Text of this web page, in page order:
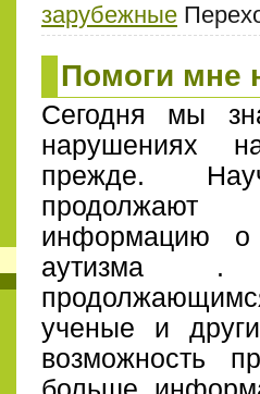
зарубежные
Помоги мне
Сегодня мы
нарушениях
прежде.
продолжают
информацию о
аутизма .
ученые и
возможность